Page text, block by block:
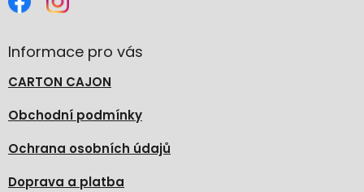
Informace pro vás
CARTON CAJON
Obchodní podmínky
Ochrana osobních údajů
Doprava a platba